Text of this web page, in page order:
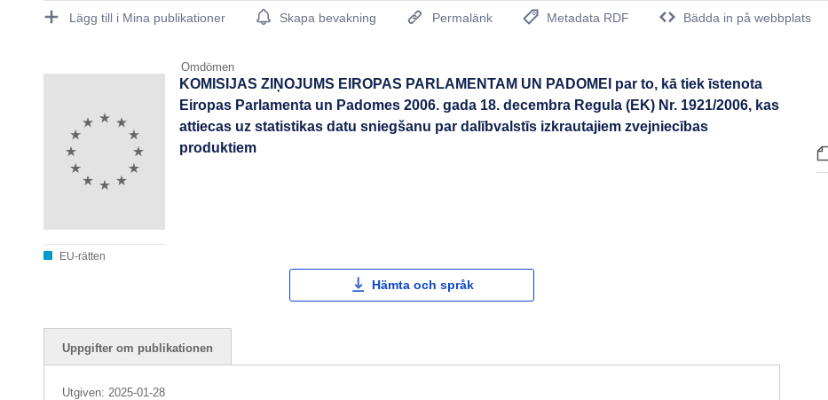
Publication Detail Actions Portlet
Lägg till i Mina publikationer Skapa bevakning Permalänk
Metadata RDF
Bädda in på webbplats
Omdömen
EU-rätten
KOMISIJAS ZIŅOJUMS EIROPAS PARLAMENTAM UN PADOMEI par to, kā tiek īstenota
Eiropas Parlamenta un Padomes 2006. gada 18. decembra Regula (EK) Nr. 1921/2006, kas
attiecas uz statistikas datu sniegšanu par dalībvalstīs izkrautajiem zvejniecības
produktiem
Hämta och språk
Uppgifter om publikationen
Utgiven: 2025-01-28